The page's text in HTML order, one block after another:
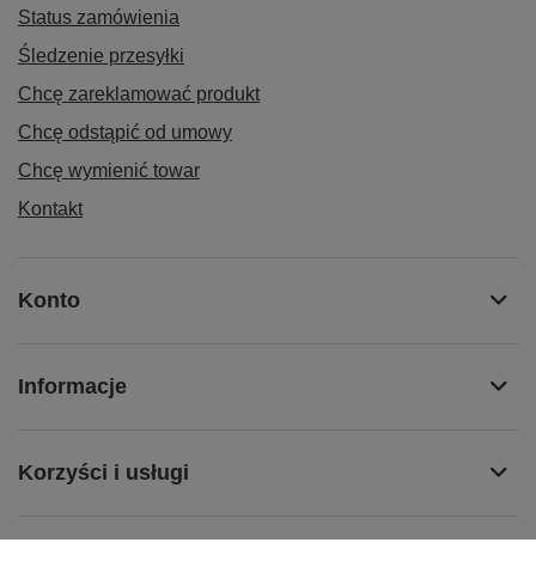
Status zamówienia
Śledzenie przesyłki
Chcę zareklamować produkt
Chcę odstąpić od umowy
Chcę wymienić towar
Kontakt
Konto
Informacje
Korzyści i usługi